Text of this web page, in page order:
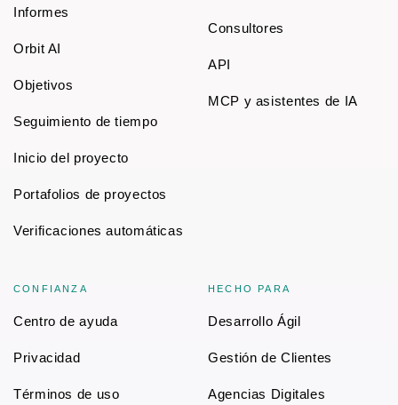
Informes
Orbit AI
Objetivos
Seguimiento de tiempo
Inicio del proyecto
Portafolios de proyectos
Verificaciones automáticas
Consultores
API
MCP y asistentes de IA
CONFIANZA
Centro de ayuda
Privacidad
Términos de uso
HECHO PARA
Desarrollo Ágil
Gestión de Clientes
Agencias Digitales